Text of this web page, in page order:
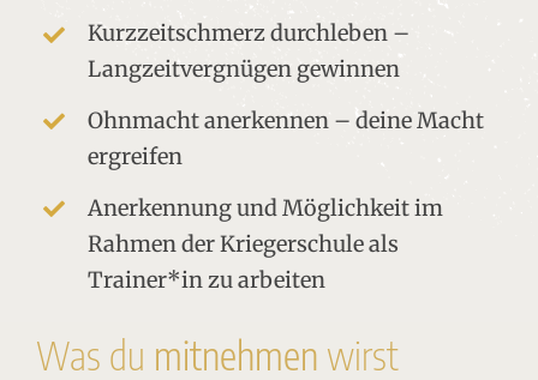
Kurzzeitschmerz durchleben –
Langzeitvergnügen gewinnen
Ohnmacht anerkennen – deine Macht
ergreifen
Anerkennung und Möglichkeit im
Rahmen der Kriegerschule als
Trainer*in zu arbeiten
Was du mitnehmen wirst